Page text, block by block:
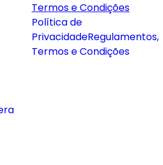
Termos e Condições
Política de
PrivacidadeRegulamentos,
Termos e Condições